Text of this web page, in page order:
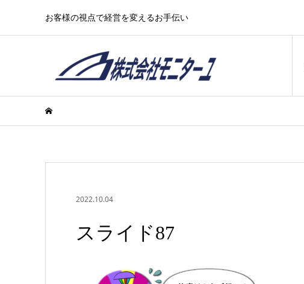
お客様の視点で経営を変えるお手伝い
2022.10.04
スライド87